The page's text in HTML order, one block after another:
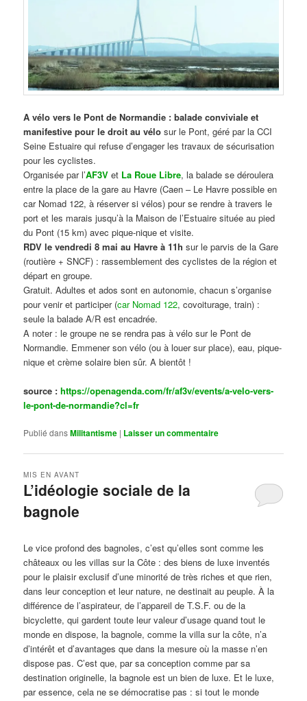
A vélo vers le Pont de Normandie : balade conviviale et
manifestive pour le droit au vélo sur le Pont, géré par la CCI
Seine Estuaire qui refuse d’engager les travaux de sécurisation
pour les cyclistes.
Organisée par l’AF3V et La Roue Libre, la balade se déroulera
entre la place de la gare au Havre (Caen – Le Havre possible en
car Nomad 122, à réserver si vélos) pour se rendre à travers le
port et les marais jusqu’à la Maison de l’Estuaire située au pied
du Pont (15 km) avec pique-nique et visite.
RDV le vendredi 8 mai au Havre à 11h sur le parvis de la Gare
(routière + SNCF) : rassemblement des cyclistes de la région et
départ en groupe.
Gratuit. Adultes et ados sont en autonomie, chacun s’organise
pour venir et participer (car Nomad 122, covoiturage, train) :
seule la balade A/R est encadrée.
A noter : le groupe ne se rendra pas à vélo sur le Pont de
Normandie. Emmener son vélo (ou à louer sur place), eau, pique-
nique et crème solaire bien sûr. A bientôt !
source :https://openagenda.com/fr/af3v/events/a-velo-vers-
le-pont-de-normandie?cl=fr
Publié dansMilitantisme | Laisser un commentaire
L’idéologie sociale de la
bagnole
MIS EN AVANT
Le vice profond des bagnoles, c’est qu’elles sont comme les
châteaux ou les villas sur la Côte : des biens de luxe inventés
pour le plaisir exclusif d’une minorité de très riches et que rien,
dans leur conception et leur nature, ne destinait au peuple. À la
différence de l’aspirateur, de l’appareil de T.S.F. ou de la
bicyclette, qui gardent toute leur valeur d’usage quand tout le
monde en dispose, la bagnole, comme la villa sur la côte, n’a
d’intérêt et d’avantages que dans la mesure où la masse n’en
dispose pas. C’est que, par sa conception comme par sa
destination originelle, la bagnole est un bien de luxe. Et le luxe,
par essence, cela ne se démocratise pas : si tout le monde